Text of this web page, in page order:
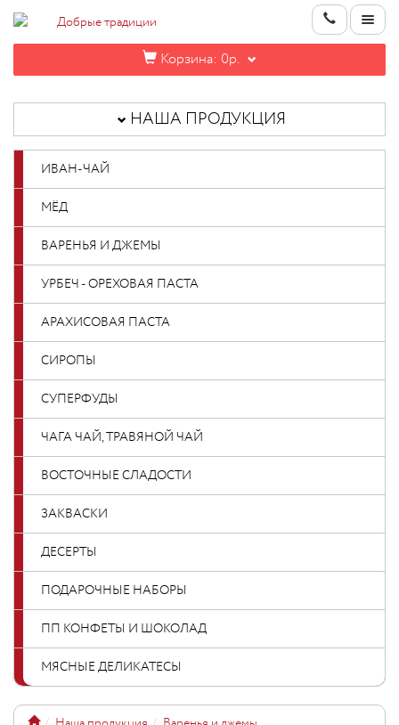
Корзина: 0р.
ИНФОРМАЦИЯ
КОНТАКТЫ
НОВИНКИ
ОПТОВИКАМ
НАША ПРОДУКЦИЯ
ИВАН-ЧАЙ
МЁД
ВАРЕНЬЯ И ДЖЕМЫ
УРБЕЧ - ОРЕХОВАЯ ПАСТА
АРАХИСОВАЯ ПАСТА
СИРОПЫ
СУПЕРФУДЫ
ЧАГА ЧАЙ, ТРАВЯНОЙ ЧАЙ
ВОСТОЧНЫЕ СЛАДОСТИ
ЗАКВАСКИ
ДЕСЕРТЫ
ПОДАРОЧНЫЕ НАБОРЫ
ПП КОНФЕТЫ И ШОКОЛАД
МЯСНЫЕ ДЕЛИКАТЕСЫ